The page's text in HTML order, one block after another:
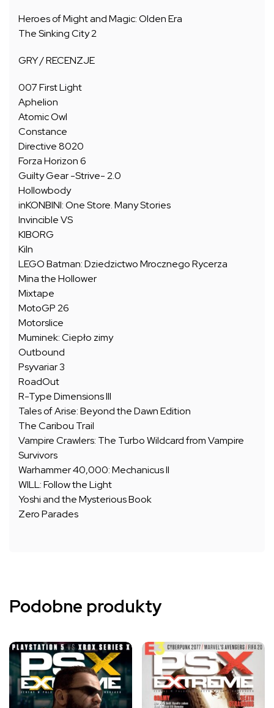
Heroes of Might and Magic: Olden Era
The Sinking City 2
GRY / RECENZJE
007 First Light
Aphelion
Atomic Owl
Constance
Directive 8020
Forza Horizon 6
Guilty Gear -Strive- 2.0
Hollowbody
inKONBINI: One Store. Many Stories
Invincible VS
KIBORG
Kiln
LEGO Batman: Dziedzictwo Mrocznego Rycerza
Mina the Hollower
Mixtape
MotoGP 26
Motorslice
Muminek: Ciepło zimy
Outbound
Psyvariar 3
RoadOut
R-Type Dimensions III
Tales of Arise: Beyond the Dawn Edition
The Caribou Trail
Vampire Crawlers: The Turbo Wildcard from Vampire
Survivors
Warhammer 40,000: Mechanicus II
WILL: Follow the Light
Yoshi and the Mysterious Book
Zero Parades
Podobne produkty
Ten
produkt
ma
Ten
produkt
ma